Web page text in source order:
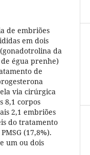
de embriões
em dois
da
égua prenhe)
de
via cirúrgica
8,1 corpos
2,1 embriões
do tratamento
(17,8%).
um ou dois